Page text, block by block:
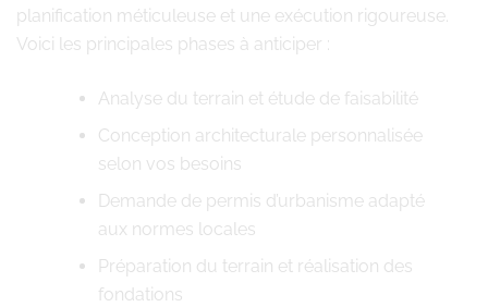
planification méticuleuse et une exécution rigoureuse.
Voici les principales phases à anticiper :
Analyse du terrain et étude de faisabilité
Conception architecturale personnalisée
selon vos besoins
Demande de permis d’urbanisme adapté
aux normes locales
Préparation du terrain et réalisation des
fondations